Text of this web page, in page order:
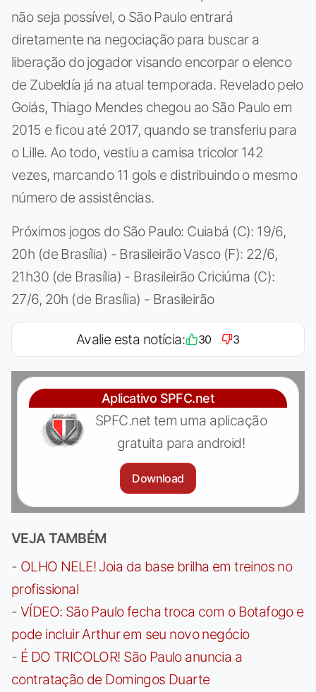
não seja possível, o São Paulo entrará
diretamente na negociação para buscar a
liberação do jogador visando encorpar o elenco
de Zubeldía já na atual temporada. Revelado pelo
Goiás, Thiago Mendes chegou ao São Paulo em
2015 e ficou até 2017, quando se transferiu para
o Lille. Ao todo, vestiu a camisa tricolor 142
vezes, marcando 11 gols e distribuindo o mesmo
número de assistências.
Próximos jogos do São Paulo: Cuiabá (C): 19/6,
20h (de Brasília) - Brasileirão Vasco (F): 22/6,
21h30 (de Brasília) - Brasileirão Criciúma (C):
27/6, 20h (de Brasília) - Brasileirão
Avalie esta notícia: 30 3
Aplicativo SPFC.net
SPFC.net tem uma aplicação
gratuita para android!
Download
VEJA TAMBÉM
- OLHO NELE! Joia da base brilha em treinos no
profissional
- VÍDEO: São Paulo fecha troca com o Botafogo e
pode incluir Arthur em seu novo negócio
- É DO TRICOLOR! São Paulo anuncia a
contratação de Domingos Duarte